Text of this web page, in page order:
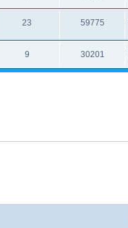
23 59775
9 30201